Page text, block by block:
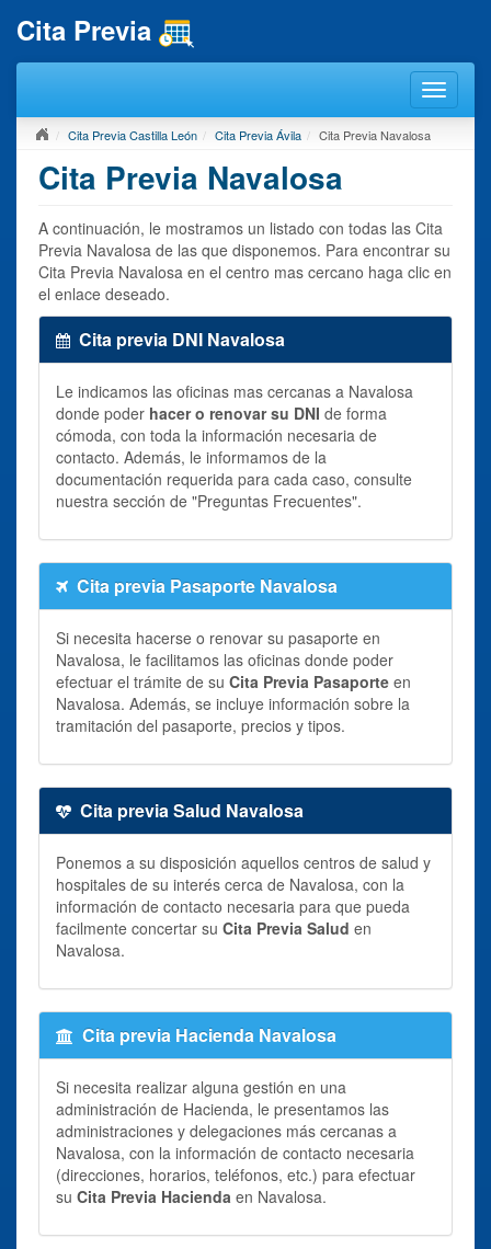
Cita Previa
Cita Previa Castilla León Cita Previa Ávila Cita Previa Navalosa
Cita Previa Navalosa
A continuación, le mostramos un listado con todas las Cita
Previa Navalosa de las que disponemos. Para encontrar su
Cita Previa Navalosa en el centro mas cercano haga clic en
el enlace deseado.
Cita previa DNI Navalosa
Le indicamos las oficinas mas cercanas a Navalosa
donde poder hacer o renovar su DNI de forma
cómoda, con toda la información necesaria de
contacto. Además, le informamos de la
documentación requerida para cada caso, consulte
nuestra sección de "Preguntas Frecuentes".
Cita previa Pasaporte Navalosa
Si necesita hacerse o renovar su pasaporte en
Navalosa, le facilitamos las oficinas donde poder
efectuar el trámite de su Cita Previa Pasaporte en
Navalosa. Además, se incluye información sobre la
tramitación del pasaporte, precios y tipos.
Cita previa Salud Navalosa
Ponemos a su disposición aquellos centros de salud y
hospitales de su interés cerca de Navalosa, con la
información de contacto necesaria para que pueda
facilmente concertar su Cita Previa Salud en
Navalosa.
Cita previa Hacienda Navalosa
Si necesita realizar alguna gestión en una
administración de Hacienda, le presentamos las
administraciones y delegaciones más cercanas a
Navalosa, con la información de contacto necesaria
(direcciones, horarios, teléfonos, etc.) para efectuar
su Cita Previa Hacienda en Navalosa.